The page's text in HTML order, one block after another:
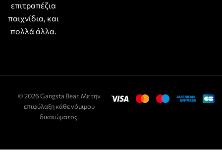
επιτραπέζια
παιχνίδια, και
πολλά άλλα.
© 2026 Gangsta Bear. Με την
επιφύλαξη κάθε νόμιμου
δικαιώματος.